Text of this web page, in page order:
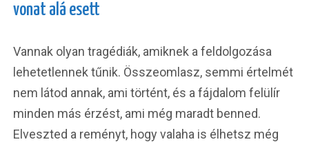
vonat alá esett
Vannak olyan tragédiák, amiknek a feldolgozása
lehetetlennek tűnik. Összeomlasz, semmi értelmét
nem látod annak, ami történt, és a fájdalom felülír
minden más érzést, ami még maradt benned.
Elveszted a reményt, hogy valaha is élhetsz még